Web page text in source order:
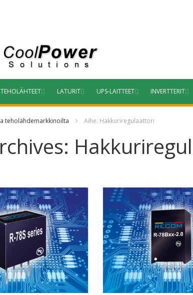
LATURIT UPS-LAITTEET INVERTTERIT
teholähdemarkkinoilta Aihe: Hakkuriregulaattori